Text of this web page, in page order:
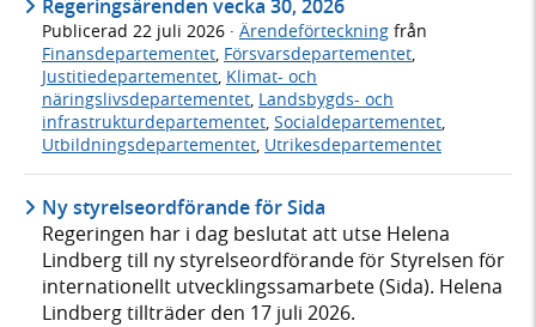
Regeringsärenden vecka 30, 2026
Publicerad 22 juli 2026 · Ärendeförteckning från
Finansdepartementet, Försvarsdepartementet,
Justitiedepartementet, Klimat- och
näringslivsdepartementet, Landsbygds- och
infrastrukturdepartementet, Socialdepartementet,
Utbildningsdepartementet, Utrikesdepartementet
Ny styrelseordförande för Sida
Regeringen har i dag beslutat att utse Helena
Lindberg till ny styrelseordförande för Styrelsen för
internationellt utvecklingssamarbete (Sida). Helena
Lindberg tillträder den 17 juli 2026.